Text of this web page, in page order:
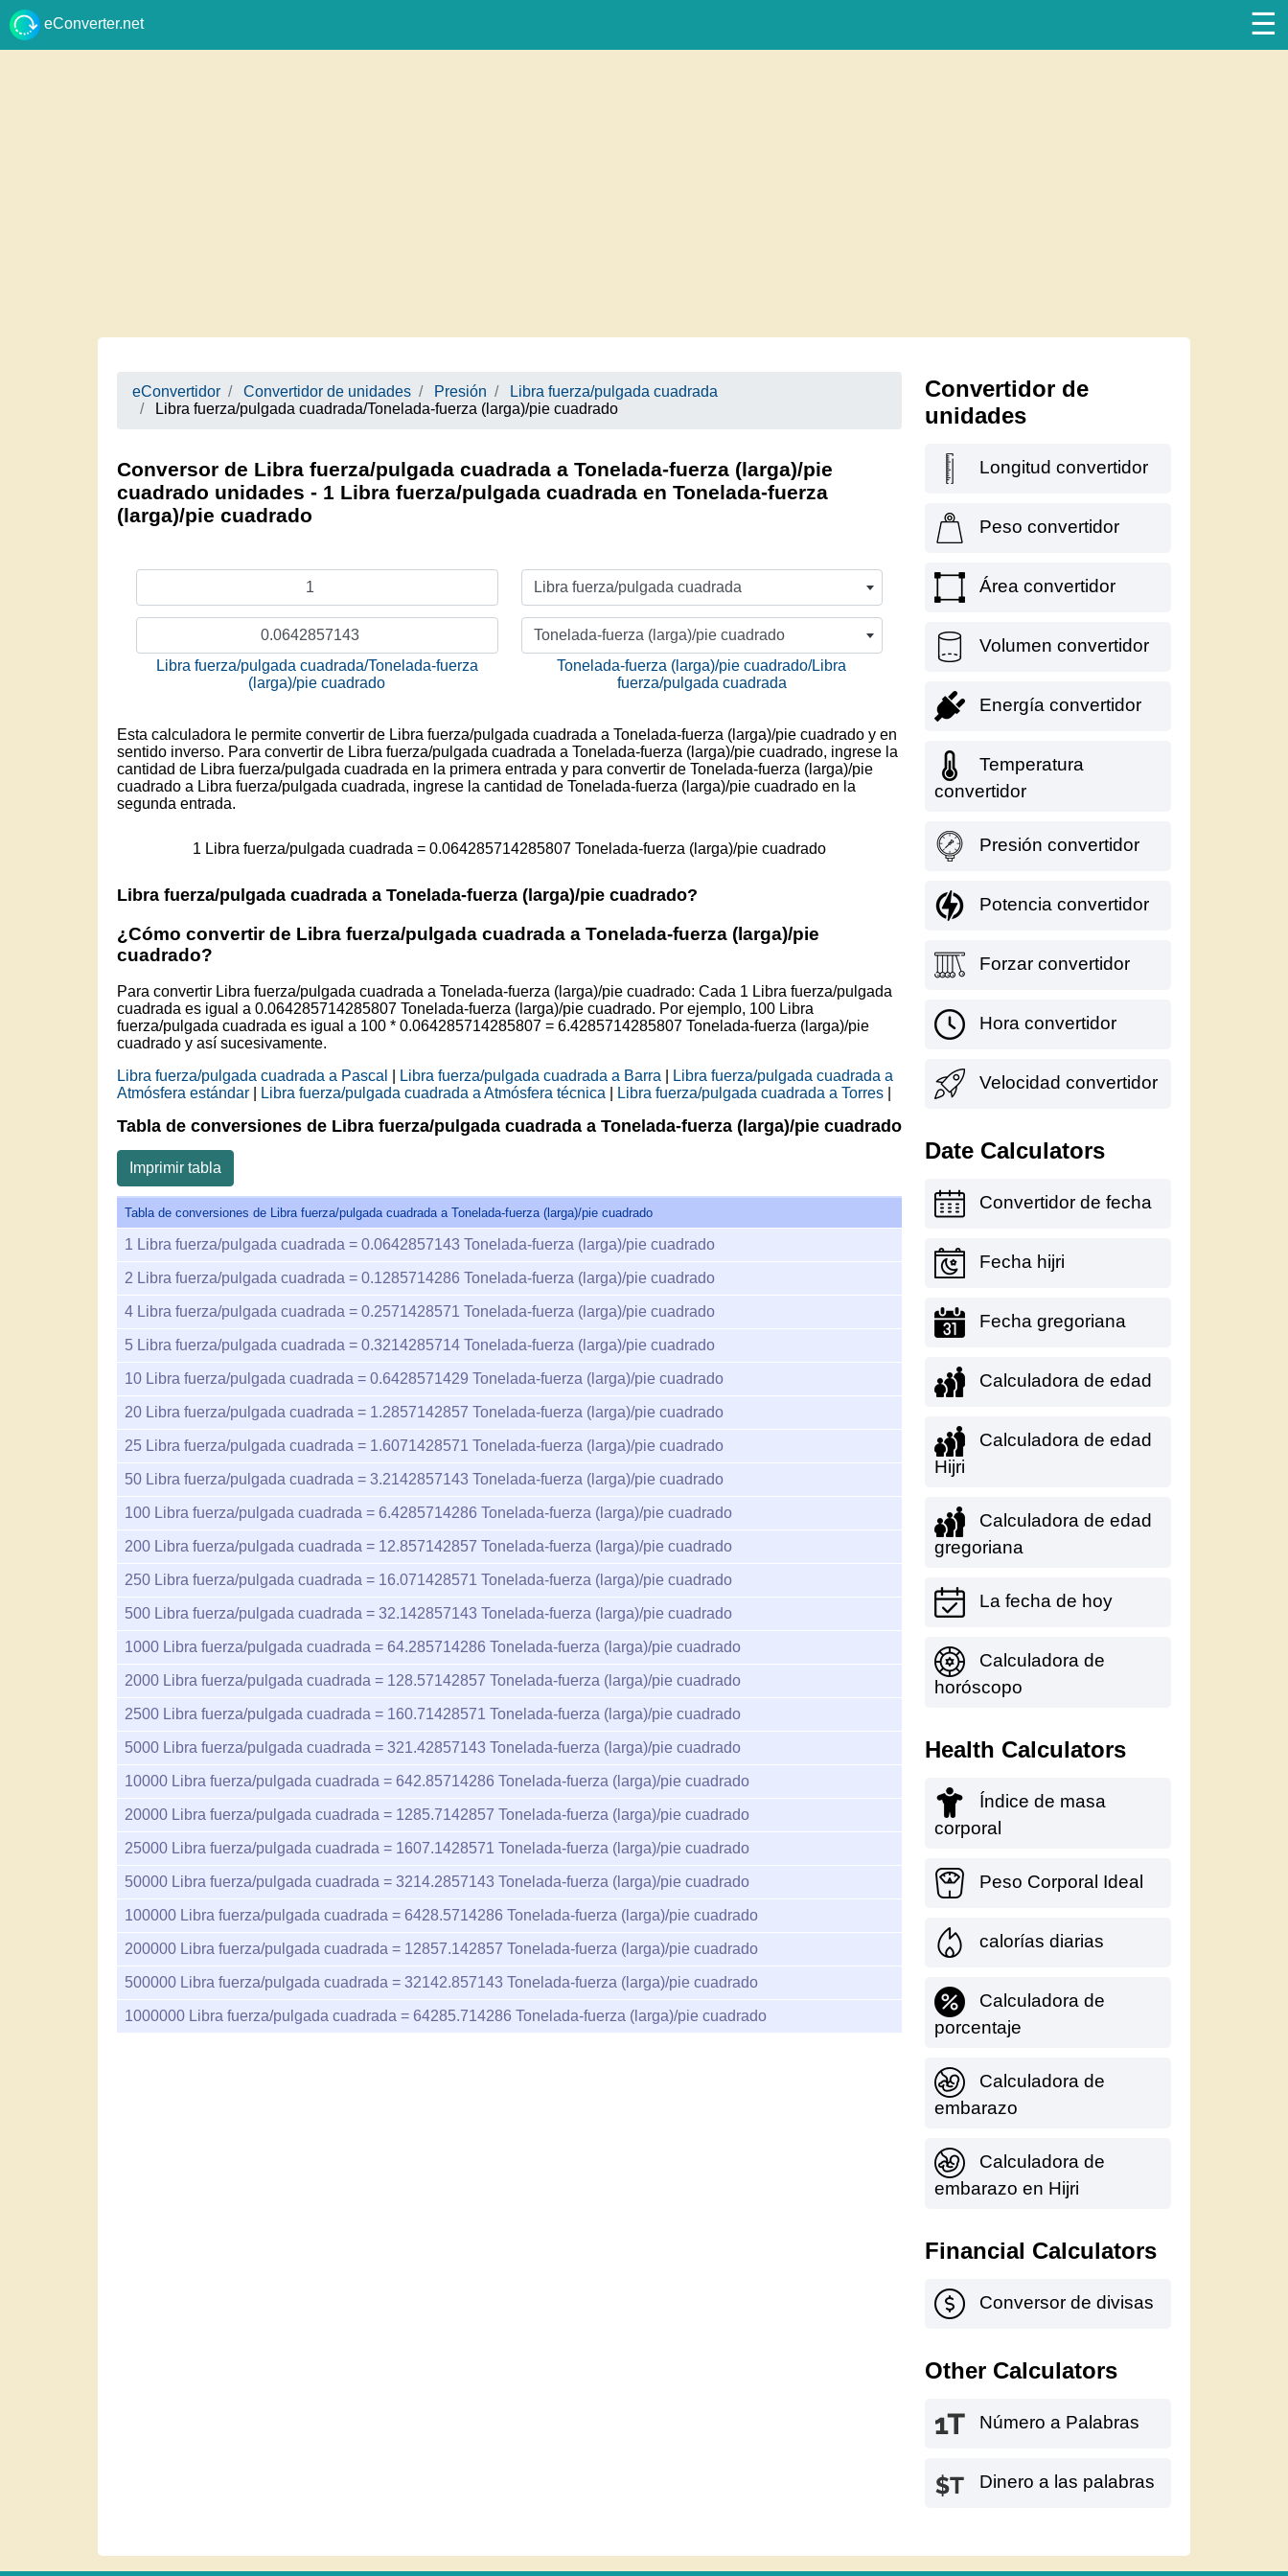
eConverter.net ☰
eConvertidor Convertidor de unidades Presión
Libra fuerza/pulgada cuadrada
Libra fuerza/pulgada cuadrada/Tonelada-fuerza (larga)/pie cuadrado
Conversor de Libra fuerza/pulgada cuadrada a Tonelada-fuerza (larga)/pie
cuadrado unidades - 1 Libra fuerza/pulgada cuadrada en Tonelada-fuerza
(larga)/pie cuadrado
Libra fuerza/pulgada cuadrada
Tonelada-fuerza (larga)/pie cuadrado
Libra fuerza/pulgada cuadrada/Tonelada-fuerza
(larga)/pie cuadrado
Tonelada-fuerza (larga)/pie cuadrado/Libra
fuerza/pulgada cuadrada
Esta calculadora le permite convertir de Libra fuerza/pulgada cuadrada a Tonelada-fuerza (larga)/pie cuadrado y en
sentido inverso. Para convertir de Libra fuerza/pulgada cuadrada a Tonelada-fuerza (larga)/pie cuadrado, ingrese la
cantidad de Libra fuerza/pulgada cuadrada en la primera entrada y para convertir de Tonelada-fuerza (larga)/pie
cuadrado a Libra fuerza/pulgada cuadrada, ingrese la cantidad de Tonelada-fuerza (larga)/pie cuadrado en la
segunda entrada.
1 Libra fuerza/pulgada cuadrada = 0.064285714285807 Tonelada-fuerza (larga)/pie cuadrado
Libra fuerza/pulgada cuadrada a Tonelada-fuerza (larga)/pie cuadrado?
¿Cómo convertir de Libra fuerza/pulgada cuadrada a Tonelada-fuerza (larga)/pie
cuadrado?
Para convertir Libra fuerza/pulgada cuadrada a Tonelada-fuerza (larga)/pie cuadrado: Cada 1 Libra fuerza/pulgada
cuadrada es igual a 0.064285714285807 Tonelada-fuerza (larga)/pie cuadrado. Por ejemplo, 100 Libra
fuerza/pulgada cuadrada es igual a 100 * 0.064285714285807 = 6.4285714285807 Tonelada-fuerza (larga)/pie
cuadrado y así sucesivamente.
Libra fuerza/pulgada cuadrada a Pascal
Libra fuerza/pulgada cuadrada a Barra
Libra fuerza/pulgada cuadrada a
Atmósfera estándar
Libra fuerza/pulgada cuadrada a Atmósfera técnica Libra fuerza/pulgada cuadrada a Torres
Tabla de conversiones de Libra fuerza/pulgada cuadrada a Tonelada-fuerza (larga)/pie cuadrado
Imprimir tabla
Tabla de conversiones de Libra fuerza/pulgada cuadrada a Tonelada-fuerza (larga)/pie cuadrado
1 Libra fuerza/pulgada cuadrada = 0.0642857143 Tonelada-fuerza (larga)/pie cuadrado
2 Libra fuerza/pulgada cuadrada = 0.1285714286 Tonelada-fuerza (larga)/pie cuadrado
4 Libra fuerza/pulgada cuadrada = 0.2571428571 Tonelada-fuerza (larga)/pie cuadrado
5 Libra fuerza/pulgada cuadrada = 0.3214285714 Tonelada-fuerza (larga)/pie cuadrado
10 Libra fuerza/pulgada cuadrada = 0.6428571429 Tonelada-fuerza (larga)/pie cuadrado
20 Libra fuerza/pulgada cuadrada = 1.2857142857 Tonelada-fuerza (larga)/pie cuadrado
25 Libra fuerza/pulgada cuadrada = 1.6071428571 Tonelada-fuerza (larga)/pie cuadrado
50 Libra fuerza/pulgada cuadrada = 3.2142857143 Tonelada-fuerza (larga)/pie cuadrado
100 Libra fuerza/pulgada cuadrada = 6.4285714286 Tonelada-fuerza (larga)/pie cuadrado
200 Libra fuerza/pulgada cuadrada = 12.857142857 Tonelada-fuerza (larga)/pie cuadrado
250 Libra fuerza/pulgada cuadrada = 16.071428571 Tonelada-fuerza (larga)/pie cuadrado
500 Libra fuerza/pulgada cuadrada = 32.142857143 Tonelada-fuerza (larga)/pie cuadrado
1000 Libra fuerza/pulgada cuadrada = 64.285714286 Tonelada-fuerza (larga)/pie cuadrado
2000 Libra fuerza/pulgada cuadrada = 128.57142857 Tonelada-fuerza (larga)/pie cuadrado
2500 Libra fuerza/pulgada cuadrada = 160.71428571 Tonelada-fuerza (larga)/pie cuadrado
5000 Libra fuerza/pulgada cuadrada = 321.42857143 Tonelada-fuerza (larga)/pie cuadrado
10000 Libra fuerza/pulgada cuadrada = 642.85714286 Tonelada-fuerza (larga)/pie cuadrado
20000 Libra fuerza/pulgada cuadrada = 1285.7142857 Tonelada-fuerza (larga)/pie cuadrado
25000 Libra fuerza/pulgada cuadrada = 1607.1428571 Tonelada-fuerza (larga)/pie cuadrado
50000 Libra fuerza/pulgada cuadrada = 3214.2857143 Tonelada-fuerza (larga)/pie cuadrado
100000 Libra fuerza/pulgada cuadrada = 6428.5714286 Tonelada-fuerza (larga)/pie cuadrado
200000 Libra fuerza/pulgada cuadrada = 12857.142857 Tonelada-fuerza (larga)/pie cuadrado
500000 Libra fuerza/pulgada cuadrada = 32142.857143 Tonelada-fuerza (larga)/pie cuadrado
1000000 Libra fuerza/pulgada cuadrada = 64285.714286 Tonelada-fuerza (larga)/pie cuadrado
Convertidor de
unidades
Longitud convertidor
Peso convertidor
Área convertidor
Volumen convertidor
Energía convertidor
Temperatura
convertidor
Presión convertidor
Potencia convertidor
Forzar convertidor
Hora convertidor
Velocidad convertidor
Date Calculators
Convertidor de fecha
Fecha hijri
Fecha gregoriana
Calculadora de edad
Calculadora de edad
Hijri
Calculadora de edad
gregoriana
La fecha de hoy
Calculadora de
horóscopo
Health Calculators
Índice de masa
corporal
Peso Corporal Ideal
calorías diarias
Calculadora de
porcentaje
Calculadora de
embarazo
Calculadora de
embarazo en Hijri
Financial Calculators
Conversor de divisas
Other Calculators
Número a Palabras
Dinero a las palabras